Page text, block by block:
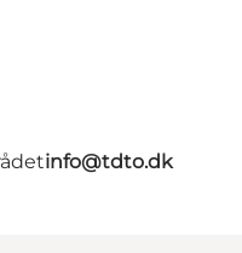
info@tdto.dk